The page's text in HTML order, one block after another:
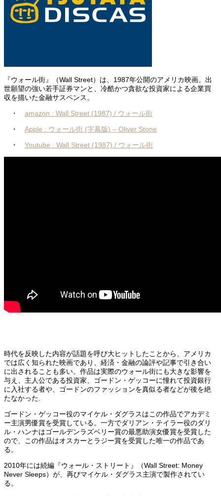
『ウォール街』（Wall Street）は、1987年公開のアメリカ映画。出
世願望の強い若手証券マンと、冷酷かつ貪欲な投資家による企業買
収を描いた金融サスペンス。
・ amazon : Wall Street (1987) / ウォール街
・ Apple : ウォール街 (字幕版) – Oliver Stone
・ Youtube : Wall Street (1987) / ウォール街
時代を反映した内容が話題を呼び大ヒットしたことから、アメリカ
では広く知られた映画であり、経済・金融の論評や記事で引き合い
に出されることも多い。作品は実際のウォール街にも大きな影響を
与え、主人公である投資家、ゴードン・ゲッコーに憧れて投資銀行
に入社する者や、ゴードンのファッションを真似る者などが後を絶
たなかった.
ゴードン・ゲッコー役のマイケル・ダグラスはこの作品でアカデミ
ー主演男優賞を受賞している。一方でダリアン・テイラー役のダリ
ル・ハンナはゴールデンラズベリー賞の最悪助演女優賞を受賞した
ので、この作品はオスカーとラジー賞を受賞した唯一の作品であ
る。
2010年には続編『ウォール・ストリート』（Wall Street: Money
Never Sleeps）が、再びマイケル・ダグラス主演で製作されてい
る。